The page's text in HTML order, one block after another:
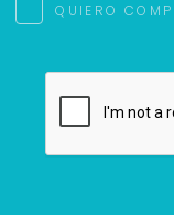
QUIERO